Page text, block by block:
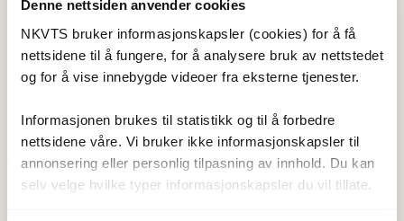
Denne nettsiden anvender cookies
NKVTS bruker informasjonskapsler (cookies) for å få
nettsidene til å fungere, for å analysere bruk av nettstedet
og for å vise innebygde videoer fra eksterne tjenester.
Informasjonen brukes til statistikk og til å forbedre
nettsidene våre. Vi bruker ikke informasjonskapsler til
annonsering eller personlig tilpasning av innhold. Du kan
selv velge hvilke typer informasjonskapsler du vil tillate.
NKVTS utvikler og sprer kunnskap og kompetanse
om vold og traumatisk stress. Formålet er å bidra
til å forebygge og redusere de helsemessige og
stress kan medføre.
Om oss